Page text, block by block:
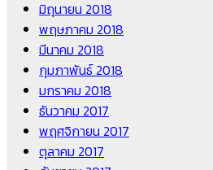
มิถุนายน 2018
พฤษภาคม 2018
มีนาคม 2018
กุมภาพันธ์ 2018
มกราคม 2018
ธันวาคม 2017
พฤศจิกายน 2017
ตุลาคม 2017